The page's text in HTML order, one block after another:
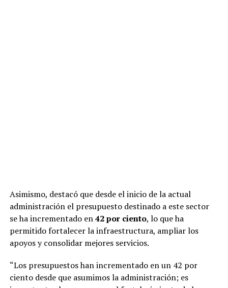
Asimismo, destacó que desde el inicio de la actual
administración el presupuesto destinado a este sector
se ha incrementado en42 por ciento, lo que ha
permitido fortalecer la infraestructura, ampliar los
apoyos y consolidar mejores servicios.
“Los presupuestos han incrementado en un 42 por
ciento desde que asumimos la administración; es